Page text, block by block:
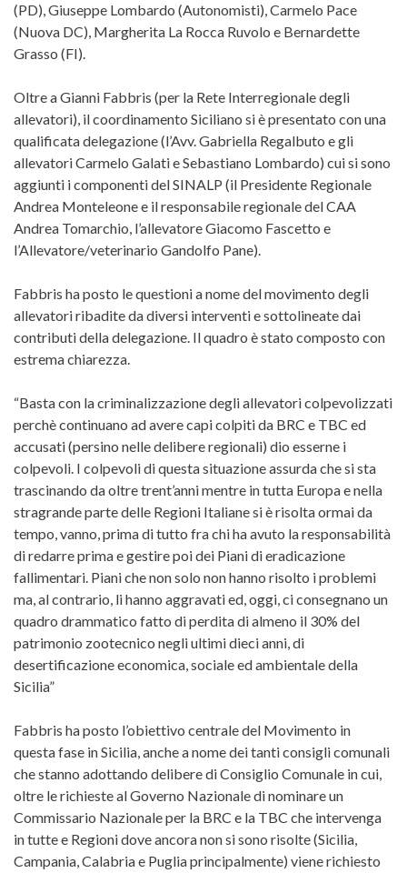
(PD), Giuseppe Lombardo (Autonomisti), Carmelo Pace
(Nuova DC), Margherita La Rocca Ruvolo e Bernardette
Grasso (FI).
Oltre a Gianni Fabbris (per la Rete Interregionale degli
allevatori), il coordinamento Siciliano si è presentato con una
qualificata delegazione (l’Avv. Gabriella Regalbuto e gli
allevatori Carmelo Galati e Sebastiano Lombardo) cui si sono
aggiunti i componenti del SINALP (il Presidente Regionale
Andrea Monteleone e il responsabile regionale del CAA
Andrea Tomarchio, l’allevatore Giacomo Fascetto e
l’Allevatore/veterinario Gandolfo Pane).
Fabbris ha posto le questioni a nome del movimento degli
allevatori ribadite da diversi interventi e sottolineate dai
contributi della delegazione. Il quadro è stato composto con
estrema chiarezza.
“Basta con la criminalizzazione degli allevatori colpevolizzati
perchè continuano ad avere capi colpiti da BRC e TBC ed
accusati (persino nelle delibere regionali) dio esserne i
colpevoli. I colpevoli di questa situazione assurda che si sta
trascinando da oltre trent’anni mentre in tutta Europa e nella
stragrande parte delle Regioni Italiane si è risolta ormai da
tempo, vanno, prima di tutto fra chi ha avuto la responsabilità
di redarre prima e gestire poi dei Piani di eradicazione
fallimentari. Piani che non solo non hanno risolto i problemi
ma, al contrario, li hanno aggravati ed, oggi, ci consegnano un
quadro drammatico fatto di perdita di almeno il 30% del
patrimonio zootecnico negli ultimi dieci anni, di
desertificazione economica, sociale ed ambientale della
Sicilia”
Fabbris ha posto l’obiettivo centrale del Movimento in
questa fase in Sicilia, anche a nome dei tanti consigli comunali
che stanno adottando delibere di Consiglio Comunale in cui,
oltre le richieste al Governo Nazionale di nominare un
Commissario Nazionale per la BRC e la TBC che intervenga
in tutte e Regioni dove ancora non si sono risolte (Sicilia,
Campania, Calabria e Puglia principalmente) viene richiesto